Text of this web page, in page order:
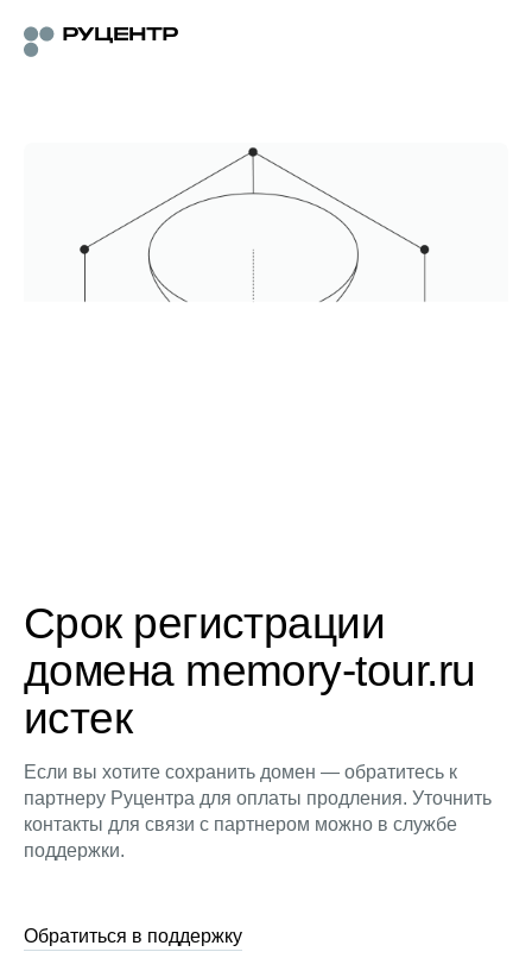
Срок регистрации
домена memory-tour.ru
истек
Если вы хотите сохранить домен — обратитесь к
партнеру Руцентра для оплаты продления. Уточнить
контакты для связи с партнером можно в службе
поддержки.
Обратиться в поддержку